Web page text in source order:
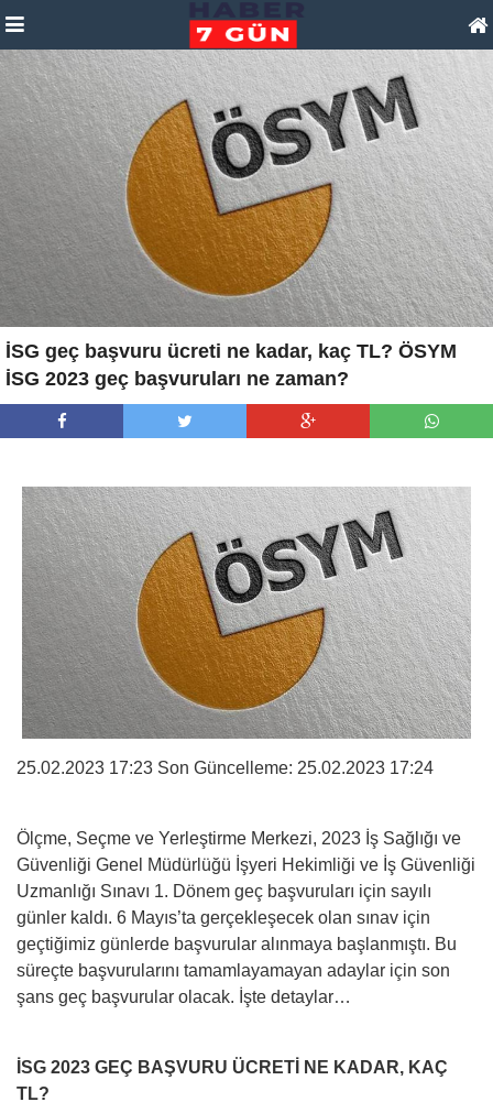
İSG geç başvuru ücreti ne kadar, kaç TL? ÖSYM
İSG 2023 geç başvuruları ne zaman?
25.02.2023 17:23 Son Güncelleme: 25.02.2023 17:24
Ölçme, Seçme ve Yerleştirme Merkezi, 2023 İş Sağlığı ve
Güvenliği Genel Müdürlüğü İşyeri Hekimliği ve İş Güvenliği
Uzmanlığı Sınavı 1. Dönem geç başvuruları için sayılı
günler kaldı. 6 Mayıs’ta gerçekleşecek olan sınav için
geçtiğimiz günlerde başvurular alınmaya başlanmıştı. Bu
süreçte başvurularını tamamlayamayan adaylar için son
şans geç başvurular olacak. İşte detaylar…
İSG 2023 GEÇ BAŞVURU ÜCRETİ NE KADAR, KAÇ
TL?